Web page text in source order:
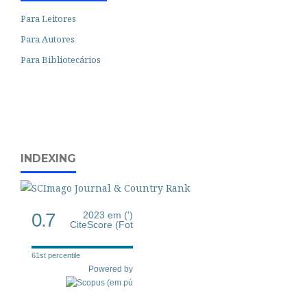
Para Leitores
Para Autores
Para Bibliotecários
INDEXING
0.7
2023 em (')
CiteScore (Fot
61st percentile
Powered by